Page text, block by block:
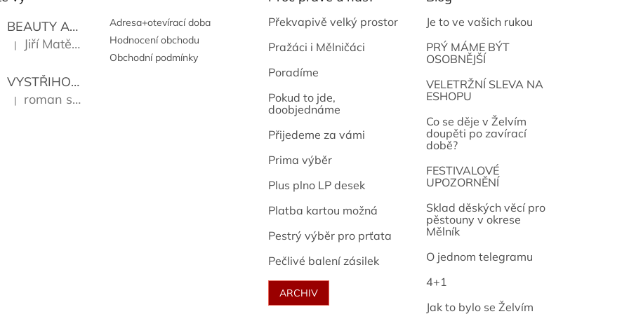
BEAUTY AND THE BEAT
Go Go's
Hodnocení produktu je 5 z 5 hvězdiček.
| Jiří Matějů
VYSTŘIHOVÁNKY - PRAŽSKÉ PAMÁTKY Kropáček Josef
Hodnocení produktu je 5 z 5 hvězdiček.
| roman sekanina
Adresa+otevírací doba
Hodnocení obchodu
Obchodní podmínky
Překvapivě velký prostor
Pražáci i Mělničáci
Poradíme
Pokud to jde,
doobjednáme
Přijedeme za vámi
Prima výběr
Plus plno LP desek
Platba kartou možná
Pestrý výběr pro prťata
Pečlivé balení zásilek
ARCHIV
Je to ve vašich rukou
PRÝ MÁME BÝT
OSOBNĚJŠÍ
VELETRŽNÍ SLEVA NA
ESHOPU
Co se děje v Želvím
doupěti po zavírací
době?
FESTIVALOVÉ
UPOZORNĚNÍ
Sklad děských věcí pro
pěstouny v okrese
Mělník
O jednom telegramu
4+1
Jak to bylo se Želvím